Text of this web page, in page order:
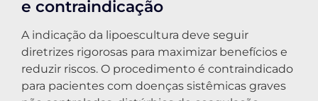
e contraindicação
A indicação da lipoescultura deve seguir
diretrizes rigorosas para maximizar benefícios e
reduzir riscos. O procedimento é contraindicado
para pacientes com doenças sistêmicas graves